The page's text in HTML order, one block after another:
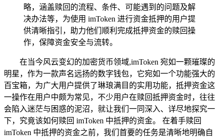
略，涵盖赎回的流程、条件、可能遇到的问题及解
决办法等，为使用 imToken 进行资金抵押的用户提
供清晰指引，助力他们顺利完成抵押资金的赎回操
作，保障资金安全与流转。
在当今风云变幻的加密货币领域,imToken 宛如一颗璀璨的
明星，作为一款声名远扬的数字钱包，它宛如一个功能强大的
百宝箱，为广大用户提供了琳琅满目的实用功能，抵押资金这
一操作在用户中颇为常见，不少用户在赎回抵押资金时，往往
会陷入迷茫与困惑的泥沼，就让我们一同深入、详尽地探究一
下，究竟该如何赎回 imToken 中抵押的资金。 在着手赎回
imToken 中抵押的资金之前，我们首要的任务是清晰地明确自